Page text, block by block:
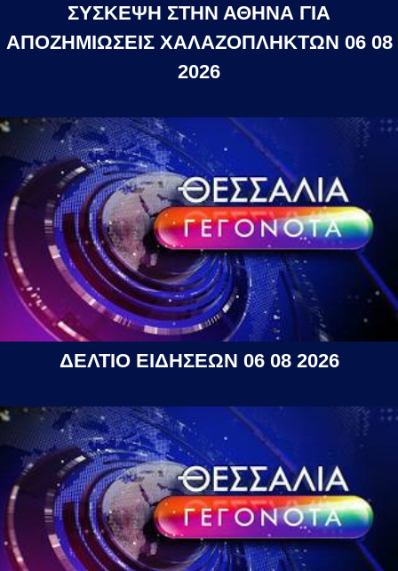
ΣΥΣΚΕΨΗ ΣΤΗΝ ΑΘΗΝΑ ΓΙΑ
ΑΠΟΖΗΜΙΩΣΕΙΣ ΧΑΛΑΖΟΠΛΗΚΤΩΝ 06 08
2026
ΔΕΛΤΙΟ ΕΙΔΗΣΕΩΝ 06 08 2026